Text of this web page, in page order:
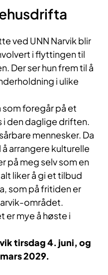
ved UNN Narvik blir
i flyttingen til
Der ser hun frem til å
i ulike
som foregår på et
i den daglige driften.
mennesker. Da
arrangere kulturelle
på meg selv som en
liker å gi et tilbud
som på fritiden er
området.
er mye å høste i
tirsdag 4. juni, og
2029.